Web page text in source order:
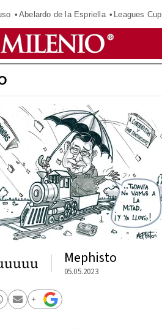
Abelardo de la Espriella Leagues Cup
Mephisto
05.05.2023